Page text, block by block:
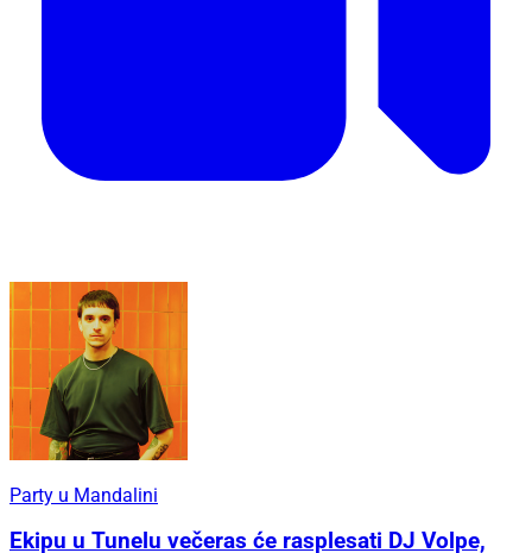
Party u Mandalini
Ekipu u Tunelu večeras će rasplesati DJ Volpe,